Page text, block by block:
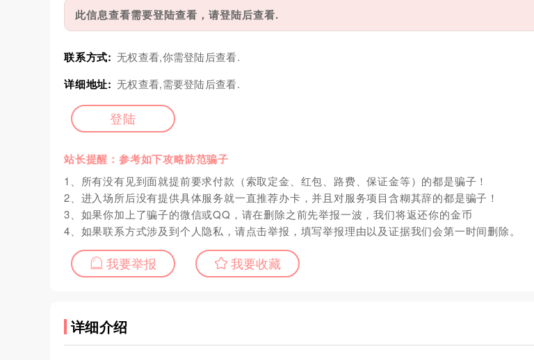
此信息查看需要登陆查看，请登陆后查看.
联系方式: 无权查看,你需登陆后查看.
详细地址: 无权查看,需要登陆后查看.
登陆
站长提醒：参考如下攻略防范骗子
1、所有没有见到面就提前要求付款（索取定金、红包、路费、保证金等）的都是骗子！
2、进入场所后没有提供具体服务就一直推荐办卡，并且对服务项目含糊其辞的都是骗子！
3、如果你加上了骗子的微信或QQ，请在删除之前先举报一波，我们将返还你的金币
4、如果联系方式涉及到个人隐私，请点击举报，填写举报理由以及证据我们会第一时间删除。
我要举报 我要收藏
详细介绍